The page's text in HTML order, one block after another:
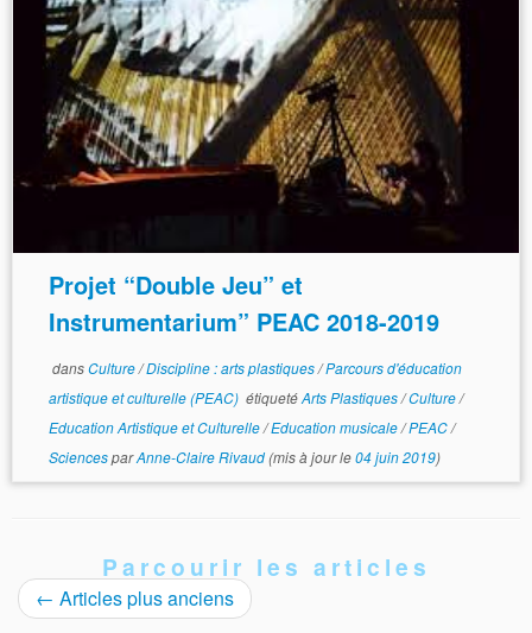
Projet “Double Jeu” et
Instrumentarium” PEAC 2018-2019
dansCulture/Discipline : arts plastiques/Parcours d'éducation
artistique et culturelle (PEAC) étiquetéArts Plastiques/Culture/
Education Artistique et Culturelle/Education musicale/PEAC/
SciencesparAnne-Claire Rivaud(mis à jour le04 juin 2019)
Parcourir les articles
← Articles plus anciens